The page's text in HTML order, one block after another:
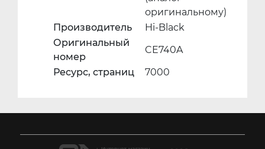
оригинальному)
Производитель
Hi-Black
Оригинальный
номер
CE740A
Ресурс, страниц
7000